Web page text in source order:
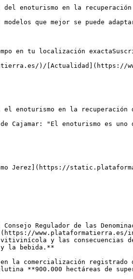
enoturismo en la recuperación
modelos que mejor se puede
en tu localización
)/[Actualidad](https://
el enoturismo en la
de Cajamar: "El enoturismo es
Jerez](https://
Consejo Regulador de las
www.plataformatierra.es/
y las consecuencias
la bebida.**
la comercialización registrado
**900.000 hectáreas de